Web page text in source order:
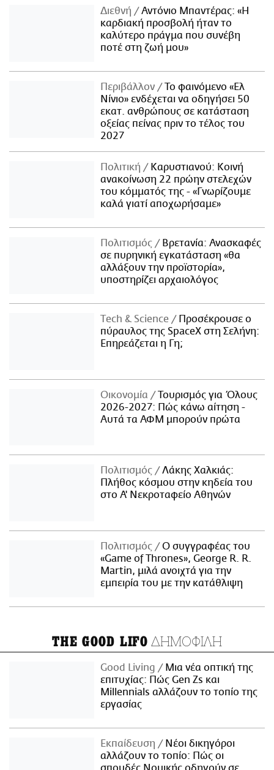
Διεθνή
Αντόνιο Μπαντέρας: «Η
καρδιακή προσβολή ήταν το
καλύτερο πράγμα που συνέβη
ποτέ στη ζωή μου»
Περιβάλλον
Το φαινόμενο «Ελ
Νίνιο» ενδέχεται να οδηγήσει 50
εκατ. ανθρώπους σε κατάσταση
οξείας πείνας πριν το τέλος του
2027
Πολιτική
Καρυστιανού: Κοινή
ανακοίνωση 22 πρώην στελεχών
του κόμματός της - «Γνωρίζουμε
καλά γιατί αποχωρήσαμε»
Πολιτισμός
Βρετανία: Ανασκαφές
σε πυρηνική εγκατάσταση «θα
αλλάξουν την προϊστορία»,
υποστηρίζει αρχαιολόγος
Τech & Science
Προσέκρουσε ο
πύραυλος της SpaceX στη Σελήνη:
Επηρεάζεται η Γη;
Οικονομία
Τουρισμός για Όλους
2026-2027: Πώς κάνω αίτηση -
Αυτά τα ΑΦΜ μπορούν πρώτα
Πολιτισμός
Λάκης Χαλκιάς:
Πλήθος κόσμου στην κηδεία του
στο Α' Νεκροταφείο Αθηνών
Πολιτισμός
Ο συγγραφέας του
«Game of Thrones», George R. R.
Martin, μιλά ανοιχτά για την
εμπειρία του με την κατάθλιψη
THE GOOD LIFO ΔΗΜΟΦΙΛΗ
Good Living
Μια νέα οπτική της
επιτυχίας: Πώς Gen Zs και
Millennials αλλάζουν το τοπίο της
εργασίας
Εκπαίδευση
Νέοι δικηγόροι
αλλάζουν το τοπίο: Πώς οι